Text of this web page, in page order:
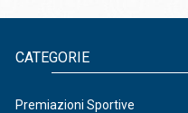
CATEGORIE
Premiazioni Sportive